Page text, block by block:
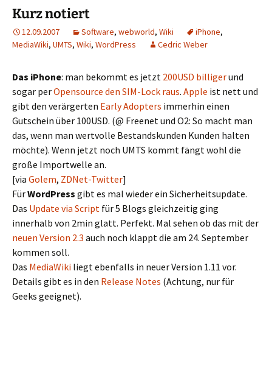
Kurz notiert
12.09.2007 Software, webworld, Wiki iPhone,
MediaWiki, UMTS, Wiki, WordPress Cedric Weber
Das iPhone: man bekommt es jetzt 200USD billigerund
sogar perOpensource den SIM-Lock raus. Apple ist nett und
gibt den verärgerten Early Adopters immerhin einen
Gutschein über 100USD. (@ Freenet und O2: So macht man
das, wenn man wertvolle Bestandskunden Kunden halten
möchte). Wenn jetzt noch UMTS kommt fängt wohl die
große Importwelle an.
[via Golem, ZDNet-Twitter]
FürWordPress gibt es mal wieder ein Sicherheitsupdate.
Das Update via Script für 5 Blogs gleichzeitig ging
innerhalb von 2min glatt. Perfekt. Mal sehen ob das mit der
neuen Version 2.3 auch noch klappt die am 24. September
kommen soll.
Das MediaWiki liegt ebenfalls in neuer Version 1.11 vor.
Details gibt es in den Release Notes (Achtung, nur für
Geeks geeignet).